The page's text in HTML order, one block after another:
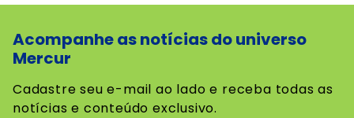
Acompanhe as notícias do universo
Mercur
Cadastre seu e-mail ao lado e receba todas as
notícias e conteúdo exclusivo.